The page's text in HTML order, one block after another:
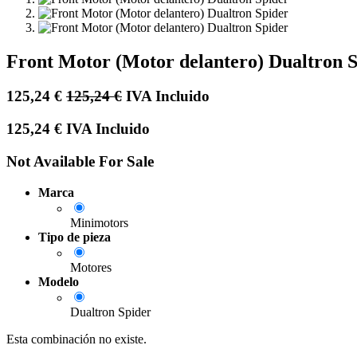
Front Motor (Motor delantero) Dualtron
125,24 € 125,24€ IVA Incluido
125,24 € IVA Incluido
Not Available For Sale
Marca
Minimotors
Tipo de pieza
Motores
Modelo
Dualtron Spider
Esta combinación no existe.